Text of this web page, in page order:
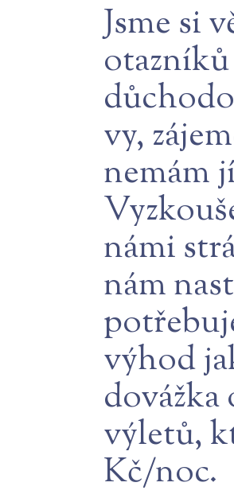
Jsme si
vy,
nemám
námi
nám
výhod
dovážka
výletů,
Kč/noc.